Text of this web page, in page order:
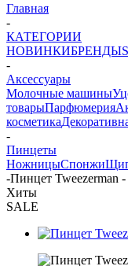
Главная
-
КАТЕГОРИИ
НОВИНКИБРЕНДЫ
-
Аксессуары
Молочные машины
товарыПарфюмерия
косметика
-
Пинцеты
НожницыСпонжи
-Пинцет Tweezerman -
Хиты
SALE